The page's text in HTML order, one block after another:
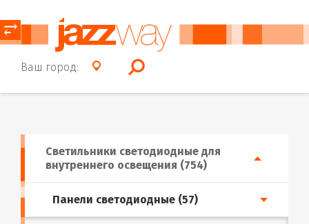
Ваш город:
⥂
Светильники светодиодные для
внутреннего освещения (754)
Панели светодиодные (57)